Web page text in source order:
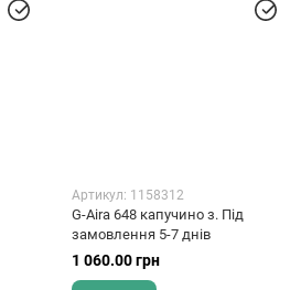
Артикул: 1158312
G-Aira 648 капучино з. Під
замовлення 5-7 днів
1 060.00 грн